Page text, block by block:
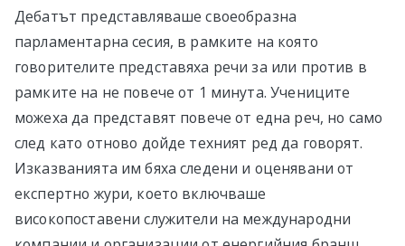
Дебатът представляваше своеобразна
парламентарна сесия, в рамките на която
говорителите представяха речи за или против в
рамките на не повече от 1 минута. Учениците
можеха да представят повече от една реч, но само
след като отново дойде техният ред да говорят.
Изказванията им бяха следени и оценявани от
експертно жури, което включваше
високопоставени служители на международни